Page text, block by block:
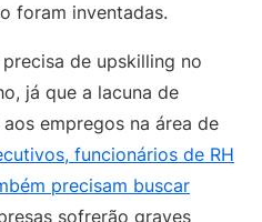
foram inventadas.
de upskilling no
já que a lacuna de
empregos na área de
funcionários de RH
precisam buscar
sofrerão graves